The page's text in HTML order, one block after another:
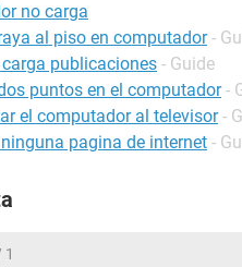
no carga
al piso en computador -
publicaciones - Guide
puntos en el computador -
el computador al televisor -
pagina de internet -
1